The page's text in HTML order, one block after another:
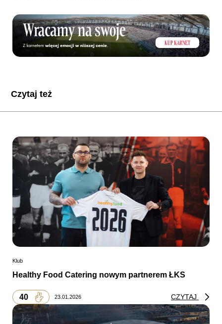
Czytaj też
Klub
Healthy Food Catering nowym partnerem ŁKS
40 23.01.2026 CZYTAJ